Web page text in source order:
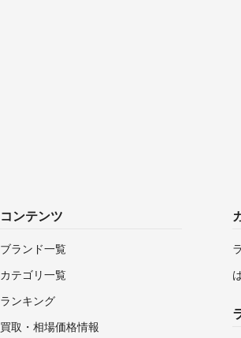
コンテンツ
ブランド一覧
カテゴリ一覧
ランキング
買取・相場価格情報